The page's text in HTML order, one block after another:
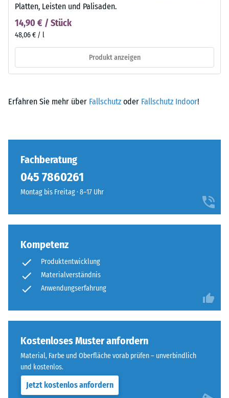
Platten, Leisten und Palisaden.
14,90 € / Stück
48,06 € / l
Produkt anzeigen
Erfahren Sie mehr über Fallschutz oder Fallschutz Indoor!
Fachberatung
045 7860261‬
Montag bis Freitag · 8–17 Uhr
Kompetenz
Produktentwicklung
Materialverständnis
Anwendungserfahrung
Kostenloses Muster anfordern
Material, Farbe und Oberfläche vorab prüfen – unverbindlich
und kostenlos.
Jetzt kostenlos anfordern